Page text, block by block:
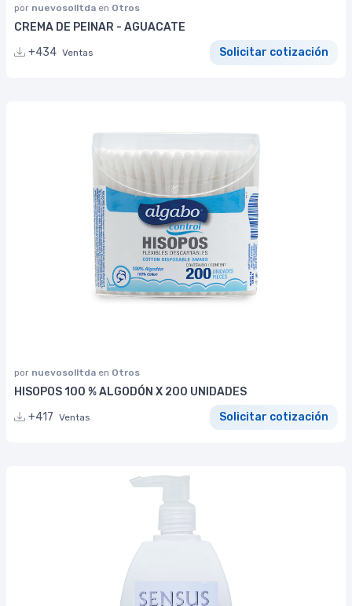
por nuevosolltda en Otros
CREMA DE PEINAR - AGUACATE
+434 Ventas Solicitar cotización
por nuevosolltda en Otros
HISOPOS 100 % ALGODÓN X 200 UNIDADES
+417 Ventas Solicitar cotización